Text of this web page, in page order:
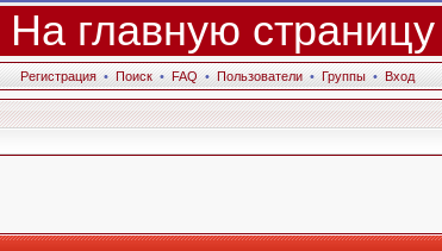
На главную страницу
Регистрация • Поиск • FAQ • Пользователи • Группы • Вход